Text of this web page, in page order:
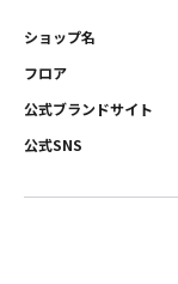
ショップ名
フロア
公式ブランドサイト
公式SNS